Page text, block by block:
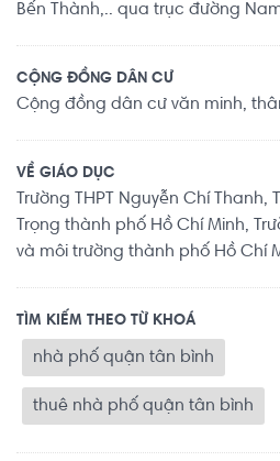
Bến Thành,.. qua trục đường
CỘNG ĐỒNG DÂN CƯ
Cộng đồng dân cư văn minh,
VỀ GIÁO DỤC
Trường THPT Nguyễn Chí
Trọng thành phố Hồ Chí Minh,
và môi trường thành phố Hồ Chí
TÌM KIẾM THEO TỪ KHOÁ
nhà phố quận tân bình
thuê nhà phố quận tân bình